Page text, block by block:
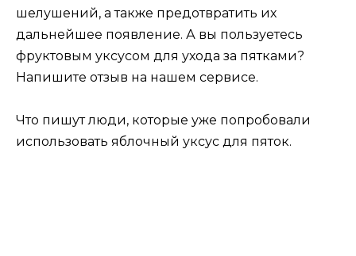
шелушений, а также предотвратить их
дальнейшее появление. А вы пользуетесь
фруктовым уксусом для ухода за пятками?
Напишите отзыв на нашем сервисе.
Что пишут люди, которые уже попробовали
использовать яблочный уксус для пяток.